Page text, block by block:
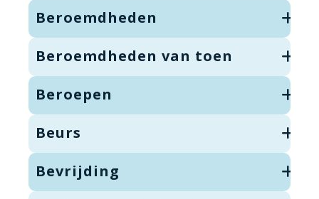
Beroemdheden
Beroemdheden van toen
Beroepen
Beurs
Bevrijding